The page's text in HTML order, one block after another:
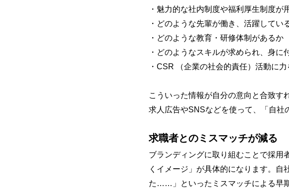
・魅力的な社内制度や福利厚生制度が
・どのような先輩が働き、活躍してい
・どのような教育・研修体制があるか
・どのようなスキルが求められ、身に
・CSR （企業の社会的責任）活動に
こういった情報が自分の意向と合致す
求人広告やSNSなどを使って、「自社
求職者とのミスマッチが減る
ブランディングに取り組むことで採用
くイメージ」が具体的になります。自
た……」といったミスマッチによる早